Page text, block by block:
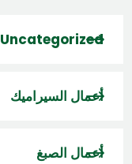
Uncategorized
أعمال السيراميك
أعمال الصبغ